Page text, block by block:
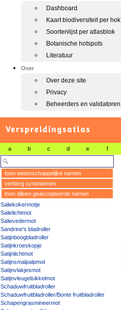
Dashboard
Kaart biodiversiteit per hok
Soortenlijst per atlasblok
Botanische hotspots
Literatuur
Over
Over deze site
Privacy
Beheerders en validatoren
Verspreidingsatlas
a b c d e f
toon wetenschappelijke namen
verberg synoniemen
toon alleen geaccepteerde namen
Saliekokermotje
Salielichtmot
Salievedermot
Sandrine's bladroller
Satijnboogbladroller
Satijnkroeskopje
Satijnlichtmot
Satijnsmalpalpmot
Satijnvlakjesmot
Satijnvleugelsikkelmot
Schaduwfruitbladroller
Schaduwfruitbladroller/Bonte fruitbladroller
Schapengrasmineermot